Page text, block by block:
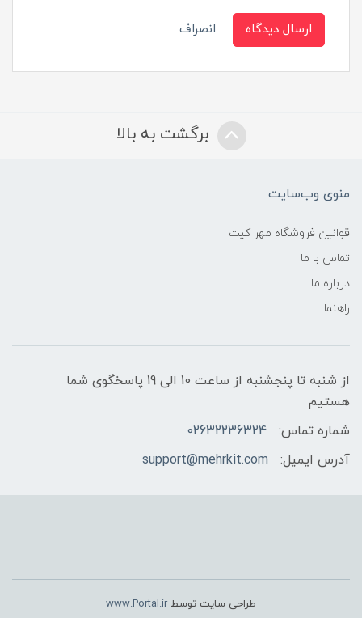
ارسال دیدگاه انصراف
برگشت به بالا
منوی وب‌سایت
قوانین فروشگاه مهر کیت
تماس با ما
درباره ما
راهنما
از شنبه تا پنجشنبه از ساعت 10 الی 19 پاسخگوی شما
هستیم
شماره تماس:
02632236324
آدرس ایمیل:
support@mehrkit.com
طراحی سایت توسط www.Portal.ir